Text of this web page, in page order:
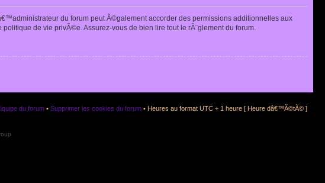
du forum peut Ã©galement accorder des permissions additionnelles aux
de vie privÃ©e. Assurez-vous de bien lire tout le rÃ¨glement du forum.
du forum • Supprimer les cookies du forum • Heures au format UTC + 1 heure [ Heure dâ€™Ã©tÃ© ]